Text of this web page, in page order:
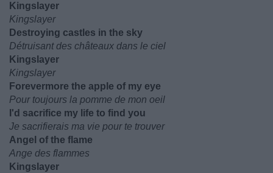
Kingslayer
Kingslayer
Destroying castles in the sky
Détruisant des châteaux dans le ciel
Kingslayer
Kingslayer
Forevermore the apple of my eye
Pour toujours la pomme de mon oeil
I'd sacrifice my life to find you
Je sacrifierais ma vie pour te trouver
Angel of the flame
Ange des flammes
Kingslayer